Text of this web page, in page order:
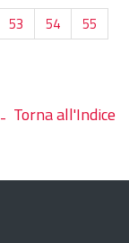
53 54
55
Torna all'Indice